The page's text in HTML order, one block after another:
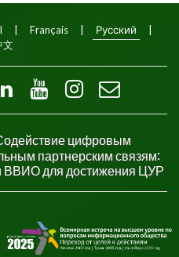
Français Русский
文
цифровым
партнерским связям:
ВВИО для достижения ЦУР